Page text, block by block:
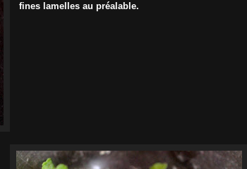
fines lamelles au préalable.